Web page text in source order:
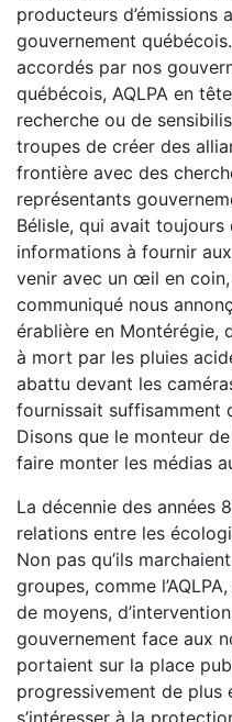
producteurs d’émissions
gouvernement
accordés par nos
québécois, AQLPA en
recherche ou de
troupes de créer des
frontière avec des
représentants
Bélisle, qui avait toujours
informations à fournir
venir avec un œil en
communiqué nous
érablière en Montérégie,
à mort par les pluies
abattu devant les
fournissait suffisamment
Disons que le monteur
faire monter les médias
La décennie des années
relations entre les
Non pas qu’ils
groupes, comme
de moyens,
gouvernement face aux
portaient sur la place
progressivement de plus
s’intéresser à la